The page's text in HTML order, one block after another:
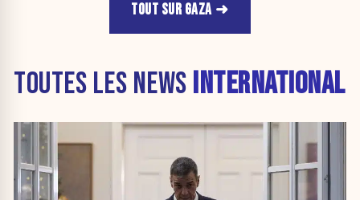
TOUT SUR GAZA
TOUTES LES NEWS INTERNATIONAL